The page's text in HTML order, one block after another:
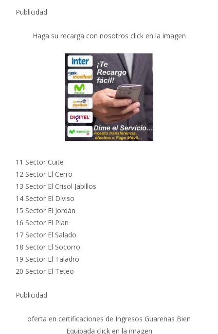
Publicidad
Haga su recarga con nosotros click en la imagen
11 Sector Cuite
12 Sector El Cerro
13 Sector El Crisol Jabillos
14 Sector El Diviso
15 Sector El Jordán
16 Sector El Plan
17 Sector El Salado
18 Sector El Socorro
19 Sector El Taladro
20 Sector El Teteo
Publicidad
oferta en certificaciones de Ingresos Guarenas Bien
Equipada click en la imagen